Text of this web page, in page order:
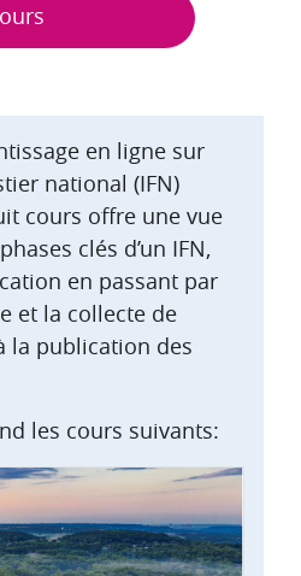
en ligne sur
national (IFN)
cours offre une vue
clés d’un IFN,
en passant par
et la collecte de
la publication des
les cours suivants: